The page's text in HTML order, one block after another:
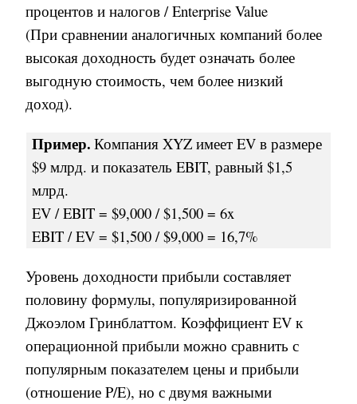
процентов и налогов / Enterprise Value
(При сравнении аналогичных компаний более
высокая доходность будет означать более
выгодную стоимость, чем более низкий
доход).
Пример. КомпанияXYZимеетEVв размере
$9млрд.и показательEBIT,равный$1,5
млрд.
EV / EBIT = $9,000 / $1,500 = 6x
EBIT / EV = $1,500 / $9,000 = 16,7%
Уровень доходности прибыли составляет
половину формулы, популяризированной
Джоэлом Гринблаттом. Коэффициент EV к
операционной прибыли можно сравнить с
популярным показателем цены и прибыли
(отношение P/E), но с двумя важными